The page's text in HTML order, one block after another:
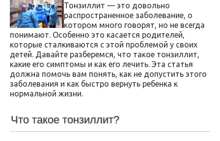
Тонзиллит — это довольно
распространенное заболевание, о
котором много говорят, но не всегда
понимают. Особенно это касается родителей,
которые сталкиваются с этой проблемой у своих
детей. Давайте разберемся, что такое тонзиллит,
какие его симптомы и как его лечить. Эта статья
должна помочь вам понять, как не допустить этого
заболевания и как быстро вернуть ребенка к
нормальной жизни.
Что такое тонзиллит?